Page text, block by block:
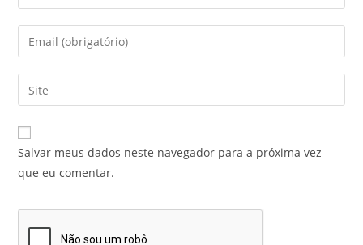
Salvar meus dados neste navegador para a próxima vez
que eu comentar.